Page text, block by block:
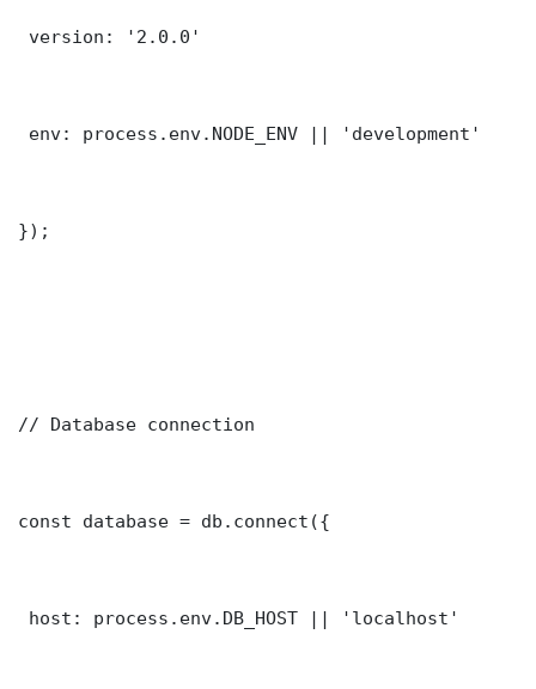
version: '2.0.0'
env: process.env.NODE_ENV || 'development'
});
// Database connection
const database = db.connect({
host: process.env.DB_HOST || 'localhost'